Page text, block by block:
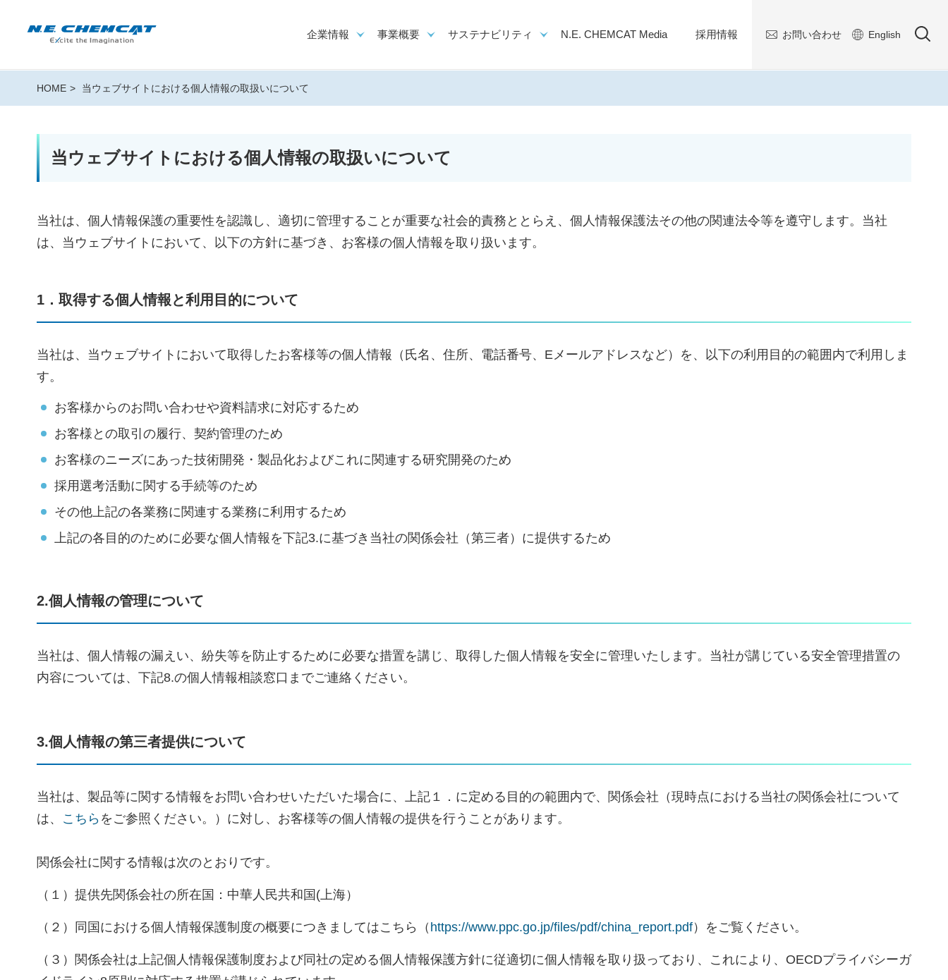
企業情報 事業概要 サステナビリティ N.E. CHEMCAT Media 採用情報 お問い合わせ English
HOME 当ウェブサイトにおける個人情報の取扱いについて
当ウェブサイトにおける個人情報の取扱いについて
当社は、個人情報保護の重要性を認識し、適切に管理することが重要な社会的責務ととらえ、個人情報保護法その他の関連法令等を遵守します。当社
は、当ウェブサイトにおいて、以下の方針に基づき、お客様の個人情報を取り扱います。
1．取得する個人情報と利用目的について
当社は、当ウェブサイトにおいて取得したお客様等の個人情報（氏名、住所、電話番号、Eメールアドレスなど）を、以下の利用目的の範囲内で利用しま
す。
お客様からのお問い合わせや資料請求に対応するため
お客様との取引の履行、契約管理のため
お客様のニーズにあった技術開発・製品化およびこれに関連する研究開発のため
採用選考活動に関する手続等のため
その他上記の各業務に関連する業務に利用するため
上記の各目的のために必要な個人情報を下記3.に基づき当社の関係会社（第三者）に提供するため
2.個人情報の管理について
当社は、個人情報の漏えい、紛失等を防止するために必要な措置を講じ、取得した個人情報を安全に管理いたします。当社が講じている安全管理措置の
内容については、下記8.の個人情報相談窓口までご連絡ください。
3.個人情報の第三者提供について
当社は、製品等に関する情報をお問い合わせいただいた場合に、上記１．に定める目的の範囲内で、関係会社（現時点における当社の関係会社について
は、 こちら をご参照ください。）に対し、お客様等の個人情報の提供を行うことがあります。
関係会社に関する情報は次のとおりです。
（１）提供先関係会社の所在国：中華人民共和国(上海）
（２）同国における個人情報保護制度の概要につきましてはこちら（ https://www.ppc.go.jp/files/pdf/china_report.pdf）をご覧ください。
（３）関係会社は上記個人情報保護制度および同社の定める個人情報保護方針に従適切に個人情報を取り扱っており、これにより、OECDプライバシーガ